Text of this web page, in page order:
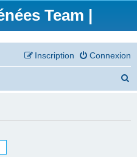
Team |
Connexion
Inscription